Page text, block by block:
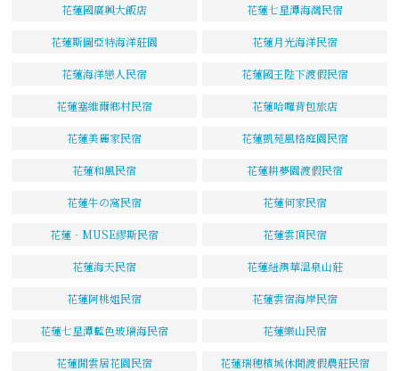
花蓮國廣興大飯店 花蓮七星潭海灣民宿
花蓮斯圖亞特海洋莊園 花蓮月光海洋民宿
花蓮海洋戀人民宿 花蓮國王陛下渡假民宿
花蓮塞維爾鄉村民宿 花蓮哈囉背包旅店
花蓮美麗家民宿 花蓮凱苑風格庭園民宿
花蓮和風民宿 花蓮耕夢園渡假民宿
花蓮牛の窩民宿 花蓮何家民宿
花蓮‧MUSE繆斯民宿 花蓮雲頂民宿
花蓮海天民宿 花蓮紐澳華溫泉山莊
花蓮阿桃姐民宿 花蓮雲宿海岸民宿
花蓮七星潭藍色玻璃海民宿 花蓮樂山民宿
花蓮閒雲居花園民宿 花蓮瑞穗檳城休閒渡假農莊民宿